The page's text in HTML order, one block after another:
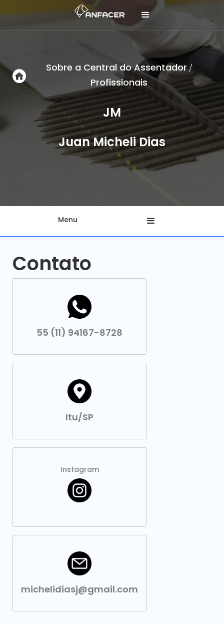
Sobre a Central do Assentador/
Profissionais
JM
Juan Micheli Dias
Menu
Contato
55 (11) 94167-8728
Itu/SP
Instagram
michelidiasj@gmail.com